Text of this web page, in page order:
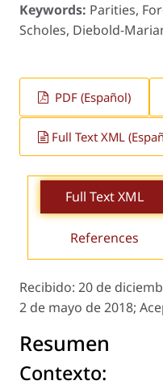
Keywords: Parities,
Scholes, Diebold-
PDF (Español)
Full Text XML
Full Text XML
References
Recibido: 20 de
2 de mayo de 2018;
Resumen
Contexto: